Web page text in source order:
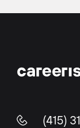
(415)